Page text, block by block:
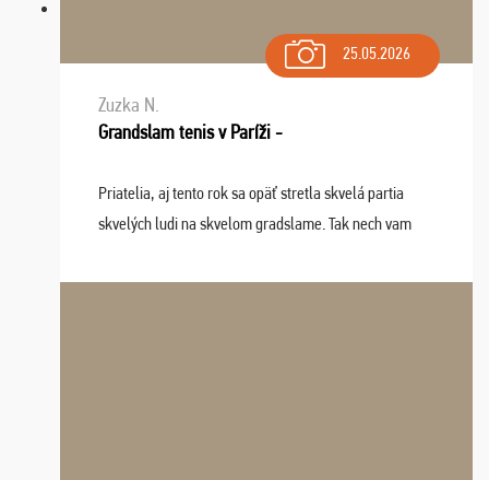
25.05.2026
Zuzka N.
Grandslam tenis v Paríži -
Priatelia, aj tento rok sa opäť stretla skvelá partia
skvelých ludi na skvelom gradslame. Tak nech vam
sa na budúci rok. Prajem vam este veľa ta ...